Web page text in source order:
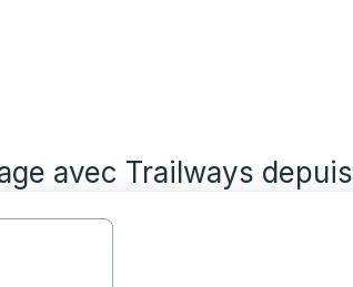
avec Trailways depuis